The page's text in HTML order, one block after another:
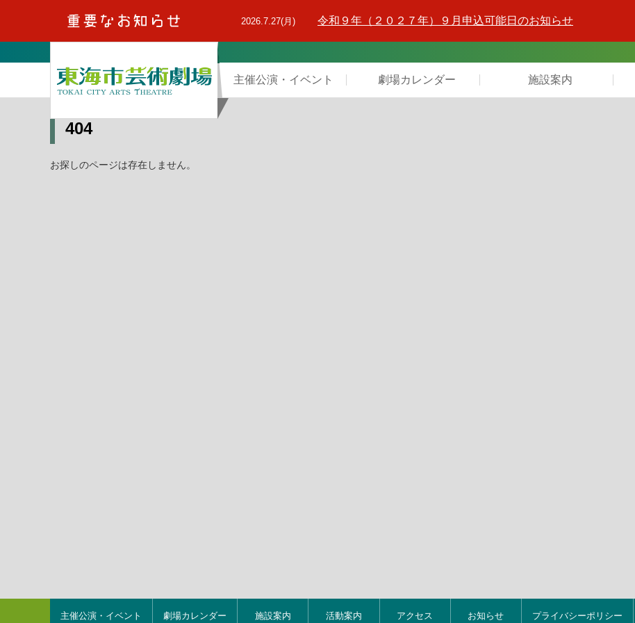
2026.7.27(月) 令和９年（２０２７年）９月申込可能日のお知らせ
主催公演・イベント 劇場カレンダー 施設案内
404
お探しのページは存在しません。
主催公演・イベント 劇場カレンダー 施設案内 活動案内 アクセス お知らせ プライバシーポリシー